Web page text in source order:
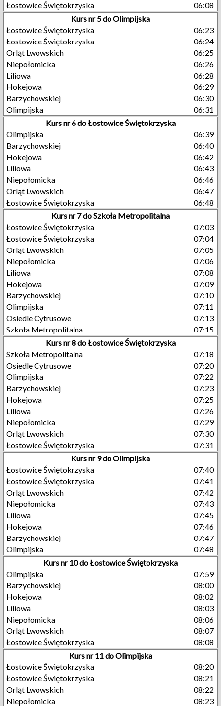
Łostowice Świętokrzyska
06:08
Kurs nr 5 do Olimpijska
Łostowice Świętokrzyska
06:23
Łostowice Świętokrzyska
06:24
Orląt Lwowskich
06:25
Niepołomicka
06:26
Liliowa
06:28
Hokejowa
06:29
Barzychowskiej
06:30
Olimpijska
06:31
Kurs nr 6 do Łostowice Świętokrzyska
Olimpijska
06:39
Barzychowskiej
06:40
Hokejowa
06:42
Liliowa
06:43
Niepołomicka
06:46
Orląt Lwowskich
06:47
Łostowice Świętokrzyska
06:48
Kurs nr 7 do Szkoła Metropolitalna
Łostowice Świętokrzyska
07:03
Łostowice Świętokrzyska
07:04
Orląt Lwowskich
07:05
Niepołomicka
07:06
Liliowa
07:08
Hokejowa
07:09
Barzychowskiej
07:10
Olimpijska
07:11
Osiedle Cytrusowe
07:13
Szkoła Metropolitalna
07:15
Kurs nr 8 do Łostowice Świętokrzyska
Szkoła Metropolitalna
07:18
Osiedle Cytrusowe
07:20
Olimpijska
07:22
Barzychowskiej
07:23
Hokejowa
07:25
Liliowa
07:26
Niepołomicka
07:29
Orląt Lwowskich
07:30
Łostowice Świętokrzyska
07:31
Kurs nr 9 do Olimpijska
Łostowice Świętokrzyska
07:40
Łostowice Świętokrzyska
07:41
Orląt Lwowskich
07:42
Niepołomicka
07:43
Liliowa
07:45
Hokejowa
07:46
Barzychowskiej
07:47
Olimpijska
07:48
Kurs nr 10 do Łostowice Świętokrzyska
Olimpijska
07:59
Barzychowskiej
08:00
Hokejowa
08:02
Liliowa
08:03
Niepołomicka
08:06
Orląt Lwowskich
08:07
Łostowice Świętokrzyska
08:08
Kurs nr 11 do Olimpijska
Łostowice Świętokrzyska
08:20
Łostowice Świętokrzyska
08:21
Orląt Lwowskich
08:22
Niepołomicka
08:23